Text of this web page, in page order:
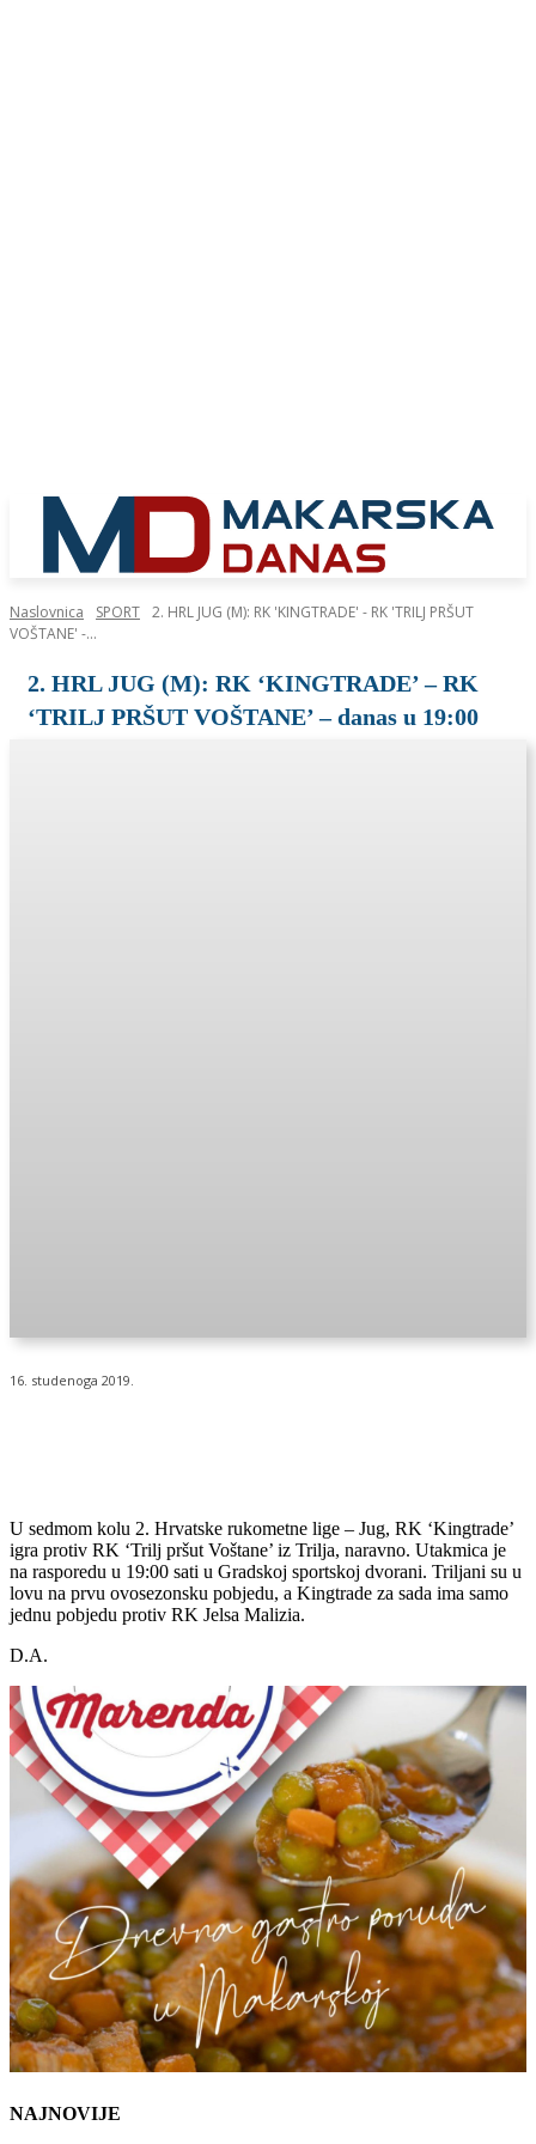
Naslovnica SPORT 2. HRL JUG (M): RK 'KINGTRADE' - RK 'TRILJ PRŠUT
VOŠTANE' -...
2. HRL JUG (M): RK ‘KINGTRADE’ – RK
‘TRILJ PRŠUT VOŠTANE’ – danas u 19:00
16. studenoga 2019.
U sedmom kolu 2. Hrvatske rukometne lige – Jug, RK ‘Kingtrade’
igra protiv RK ‘Trilj pršut Voštane’ iz Trilja, naravno. Utakmica je
na rasporedu u 19:00 sati u Gradskoj sportskoj dvorani. Triljani su u
lovu na prvu ovosezonsku pobjedu, a Kingtrade za sada ima samo
jednu pobjedu protiv RK Jelsa Malizia.
D.A.
NAJNOVIJE